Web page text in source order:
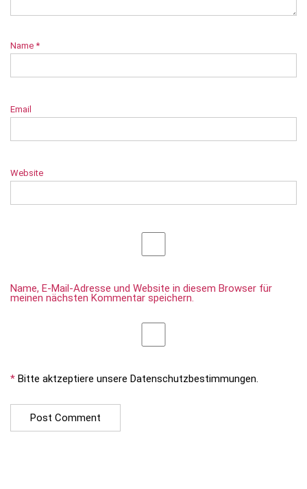
Name *
Email
Website
Name, E-Mail-Adresse und Website in diesem Browser für
meinen nächsten Kommentar speichern.
* Bitte aktzeptiere unsere Datenschutzbestimmungen.